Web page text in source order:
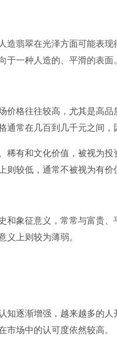
造翡翠在光泽方面可能表
一种人造的、平滑的表面。
价格往往较高，尤其是高
常在几百到几千元之间，
稀有和文化价值，被视为
较低，通常不被视为有价
和象征意义，常常与富贵
上则较为薄弱。
知逐渐增强，越来越多的
场中的认可度依然较高。